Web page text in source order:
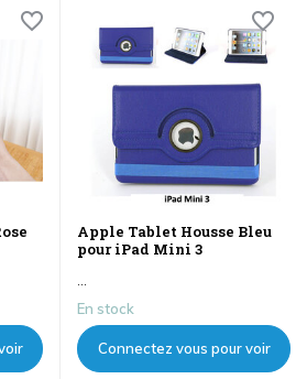
Apple Tablet Housse Bleu
pour iPad Mini 3
...
En stock
Connectez vous pour voir